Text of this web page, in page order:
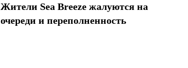
Жители Sea Breeze жалуются на
очереди и переполненность